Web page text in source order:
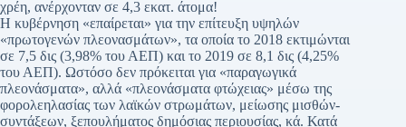
χρέη, ανέρχονταν σε 4,3 εκατ. άτομα!
Η κυβέρνηση «επαίρεται» για την επίτευξη υψηλών
«πρωτογενών πλεονασμάτων», τα οποία το 2018 εκτιμώνται
σε 7,5 δις (3,98% του ΑΕΠ) και το 2019 σε 8,1 δις (4,25%
του ΑΕΠ). Ωστόσο δεν πρόκειται για «παραγωγικά
πλεονάσματα», αλλά «πλεονάσματα φτώχειας» μέσω της
φορολεηλασίας των λαϊκών στρωμάτων, μείωσης μισθών-
συντάξεων, ξεπουλήματος δημόσιας περιουσίας, κά. Κατά